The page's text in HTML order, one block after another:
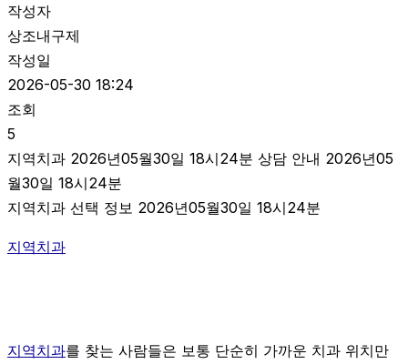
작성자
상조내구제
작성일
2026-05-30 18:24
조회
5
지역치과 2026년05월30일 18시24분 상담 안내 2026년05
월30일 18시24분
지역치과 선택 정보 2026년05월30일 18시24분
지역치과
지역치과를 찾는 사람들은 보통 단순히 가까운 치과 위치만